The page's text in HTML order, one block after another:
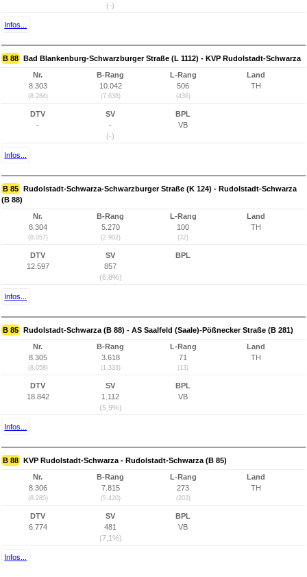
(-)
Infos...
B 88 Bad Blankenburg-Schwarzburger Straße (L 1112) - KVP Rudolstadt-Schwarza
Nr.
8.303
(8.284)
B-Rang
10.042
(7.638)
L-Rang
506
(436)
Land
TH
DTV
-
SV
-
(-)
BPL
VB
Infos...
B 85 Rudolstadt-Schwarza-Schwarzburger Straße (K 124) - Rudolstadt-Schwarza
(B 88)
Nr.
8.304
(8.057)
B-Rang
5.270
(2.902)
L-Rang
100
(32)
Land
TH
DTV
12.597
SV
857
(6,8%)
BPL
Infos...
B 85 Rudolstadt-Schwarza (B 88) - AS Saalfeld (Saale)-Pößnecker Straße (B 281)
Nr.
8.305
(8.058)
B-Rang
3.618
(1.333)
L-Rang
71
(13)
Land
TH
DTV
18.842
SV
1.112
(5,9%)
BPL
VB
Infos...
B 88 KVP Rudolstadt-Schwarza - Rudolstadt-Schwarza (B 85)
Nr.
8.306
(8.285)
B-Rang
7.815
(5.420)
L-Rang
273
(203)
Land
TH
DTV
6.774
SV
481
(7,1%)
BPL
VB
Infos...